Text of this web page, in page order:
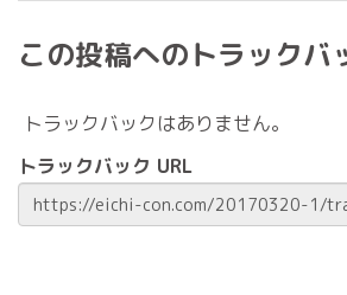
この投稿へのトラックバ
トラックバックはありません。
トラックバック URL